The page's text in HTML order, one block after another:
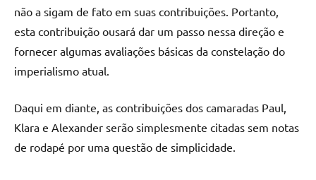
não a sigam de fato em suas contribuições. Portanto,
esta contribuição ousará dar um passo nessa direção e
fornecer algumas avaliações básicas da constelação do
imperialismo atual.
Daqui em diante, as contribuições dos camaradas Paul,
Klara e Alexander serão simplesmente citadas sem notas
de rodapé por uma questão de simplicidade.